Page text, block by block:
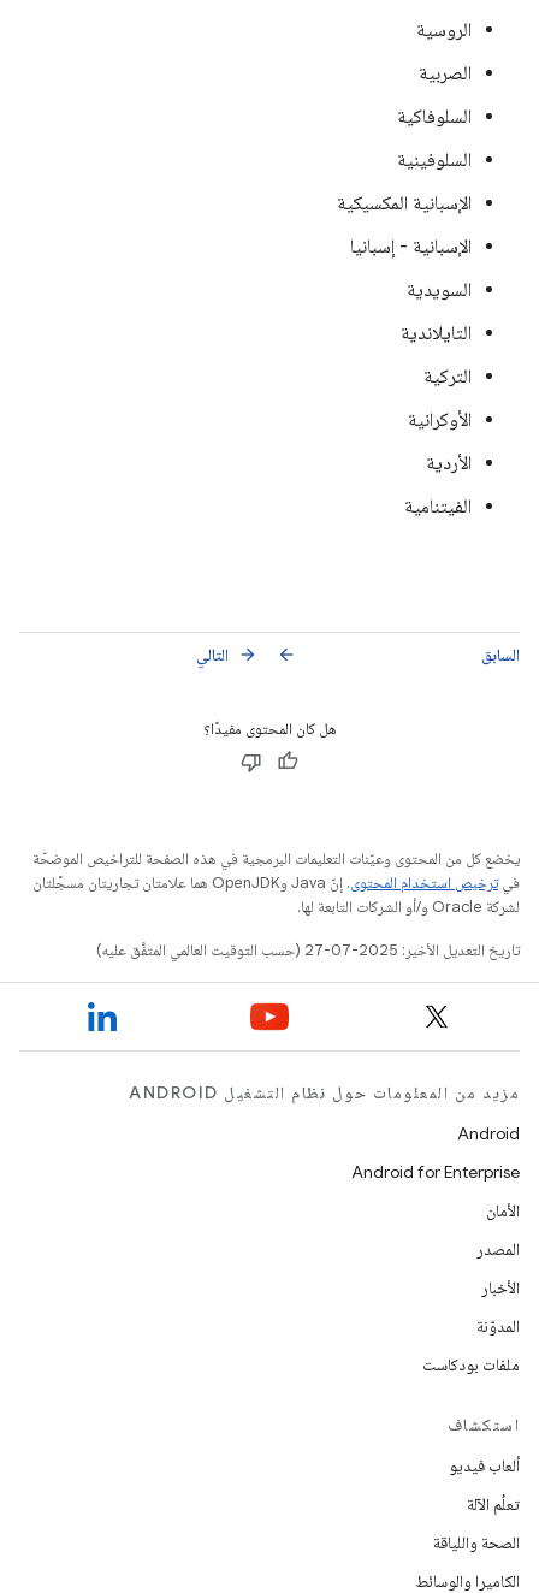
الروسية
الصربية
السلوفاكية
السلوفينية
الإسبانية المكسيكية
الإسبانية - إسبانيا
السويدية
التايلاندية
التركية
الأوكرانية
الأردية
الفيتنامية
السابق arrow_back التالي arrow_forward
هل كان المحتوى مفيدًا؟
يخضع كل من المحتوى وعيّنات التعليمات البرمجية في هذه الصفحة للتراخيص الموضحّة
فيترخيص استخدام المحتوى
. إنّ Java وOpenJDK هما علامتان تجاريتان مسجَّلتان
لشركة Oracle و/أو الشركات التابعة لها.
تاريخ التعديل الأخير: 2025-07-27 (حسب التوقيت العالمي المتفَّق عليه)
مزيد من المعلومات حول نظام التشغيل ANDROID
Android
Android for Enterprise
الأمان
المصدر
الأخبار
المدوّنة
ملفات بودكاست
استكشاف
ألعاب فيديو
تعلُم الآلة
الصحة واللياقة
الكاميرا والوسائط